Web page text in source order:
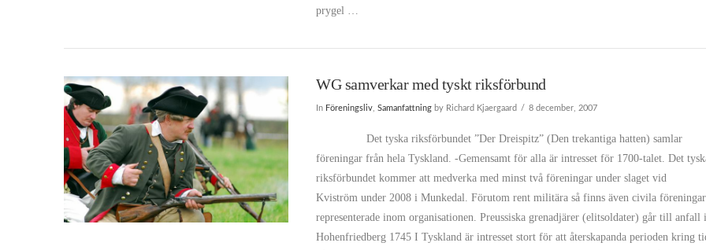
VIEW POST
prygel …
WG samverkar med tyskt riksförbund
In Föreningsliv ,Samanfattning by Richard Kjaergaard 8 december, 2007
Det tyska riksförbundet ”Der Dreispitz” (Den trekantiga hatten) samlar
föreningar från hela Tyskland. -Gemensamt för alla är intresset för 1700-talet. Det
riksförbundet kommer att medverka med minst två föreningar under slaget vid
Kviström under 2008 i Munkedal. Förutom rent militära så finns även civila föreningar
representerade inom organisationen. Preussiska grenadjärer (elitsoldater) går till anfall i
Hohenfriedberg 1745 I Tyskland är intresset stort för att återskapanda perioden kring